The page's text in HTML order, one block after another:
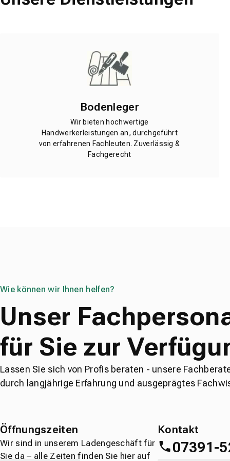
Bodenleger
Wir bieten hochwertige
Handwerkerleistungen an, durchgeführt
von erfahrenen Fachleuten. Zuverlässig &
Fachgerecht
Wie können wir Ihnen helfen?
Unser
für Sie zur
Lassen Sie sich von Profis beraten - unsere
durch langjährige Erfahrung und ausgeprägtes
Öffnungszeiten
Wir sind in unserem Ladengeschäft für
Sie da – alle Zeiten finden Sie hier auf
Kontakt
07391-